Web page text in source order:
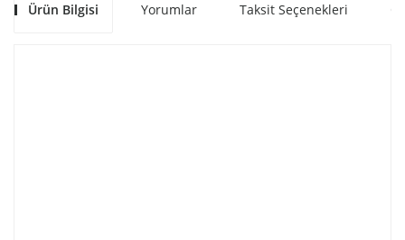
Ürün Bilgisi Yorumlar Taksit Seçenekleri